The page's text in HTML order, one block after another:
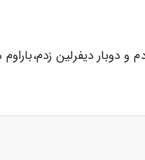
منفی و اینبار مثبت شد.روز ۱۴ انتقال بتا